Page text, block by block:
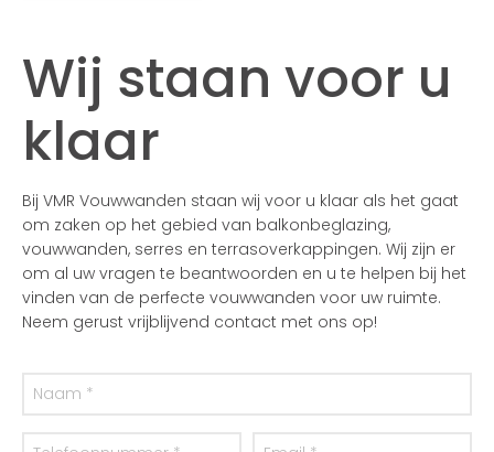
Wij staan voor u
klaar
Bij VMR Vouwwanden staan wij voor u klaar als het gaat
om zaken op het gebied van balkonbeglazing,
vouwwanden, serres en terrasoverkappingen. Wij zijn er
om al uw vragen te beantwoorden en u te helpen bij het
vinden van de perfecte vouwwanden voor uw ruimte.
Neem gerust vrijblijvend contact met ons op!